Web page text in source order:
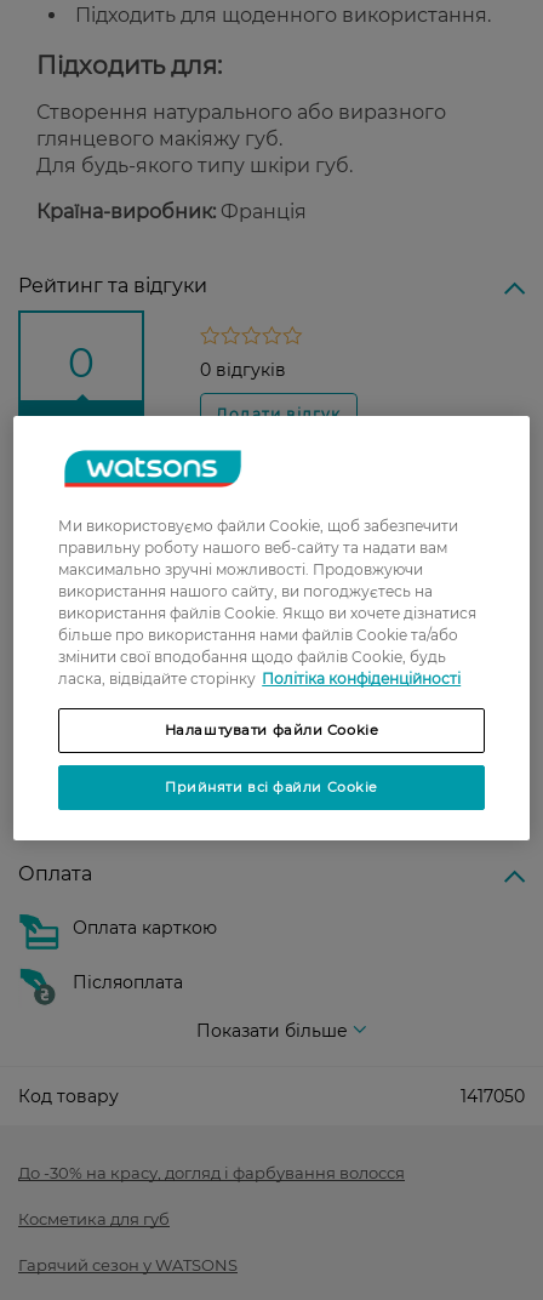
Підходить для щоденного використання.
Підходить для:
Створення натурального або виразного
глянцевого макіяжу губ.
Для будь-якого типу шкіри губ.
Країна-виробник: Франція
Рейтинг та відгуки
0 0 відгуків
Нова пошта
У відділення Нової пошти - 99 грн,
безкоштовно від 699 грн
Укрпошта
Вартість доставки - 79 грн, безкоштовна
доставка від - 599 грн
Забрати сьогодні в магазині Watsons
Вартість доставки - 0 грн
Оплата
Оплата карткою
Післяоплата
Показати більше
Код товару 1417050
До -30% на красу, догляд і фарбування волосся
Косметика для губ
Гарячий сезон у WATSONS
Ми використовуємо файли Cookie, щоб забезпечити
правильну роботу нашого веб-сайту та надати вам
максимально зручні можливості. Продовжуючи
використання нашого сайту, ви погоджуєтесь на
використання файлів Cookie. Якщо ви хочете дізнатися
більше про використання нами файлів Cookie та/або
змінити свої вподобання щодо файлів Cookie, будь
ласка, відвідайте сторінку Політіка конфіденційності
Налаштувати файли Cookie
Прийняти всі файли Cookie